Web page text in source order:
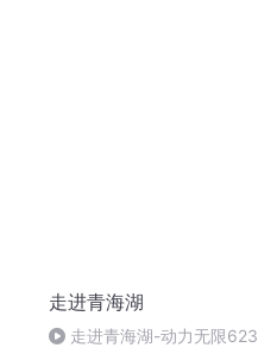
走进青海湖
走进青海湖-动力无限623